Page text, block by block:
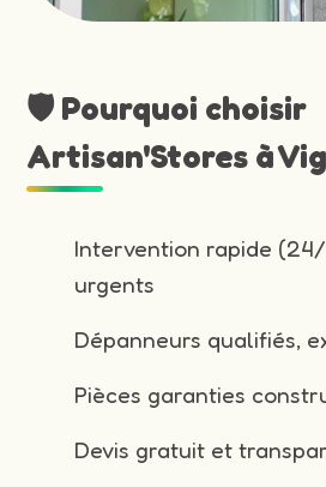
🛡️ Pourquoi choisir
Artisan'Stores à
Intervention rapide
urgents
Dépanneurs qualifiés,
Pièces garanties
Devis gratuit et